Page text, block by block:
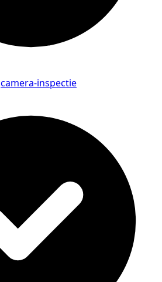
camera-inspectie